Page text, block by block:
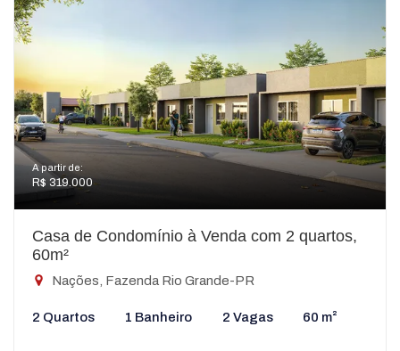
A partir de:
R$ 319.000
Casa de Condomínio à Venda com 2 quartos,
60m²
Nações, Fazenda Rio Grande-PR
2 Quartos 1 Banheiro 2 Vagas 60 m²